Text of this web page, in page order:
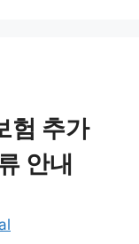
험 추가
안내